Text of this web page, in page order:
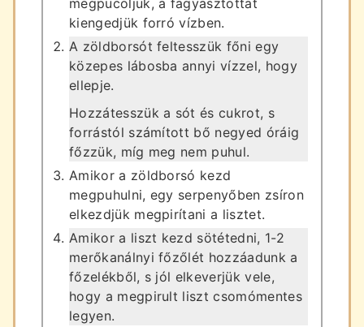
kiengedjük forró vízben.
A zöldborsót feltesszük főni egy
közepes lábosba annyi vízzel, hogy
ellepje.
Hozzátesszük a sót és cukrot, s
forrástól számított bő negyed óráig
főzzük, míg meg nem puhul.
Amikor a zöldborsó kezd
megpuhulni, egy serpenyőben zsíron
elkezdjük megpirítani a lisztet.
Amikor a liszt kezd sötétedni, 1-2
merőkanálnyi főzőlét hozzáadunk a
főzelékből, s jól elkeverjük vele,
hogy a megpirult liszt csomómentes
legyen.